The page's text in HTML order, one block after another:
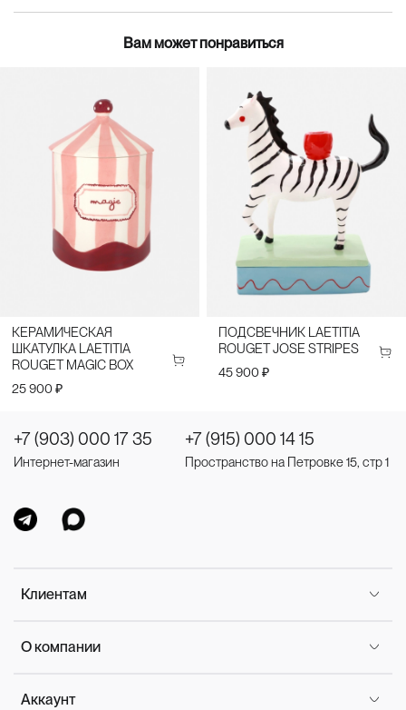
Вам может понравиться
КЕРАМИЧЕСКАЯ
ШКАТУЛКА LAETITIA
ROUGET MAGIC BOX
25 900 ₽
ПОДСВЕЧНИК LAETITIA
ROUGET JOSE STRIPES
45 900 ₽
Клиентам
О компании
Аккаунт
+7 (903) 000 17 35
Интернет-магазин
+7 (915) 000 14 15
Пространство на Петровке 15, стр 1